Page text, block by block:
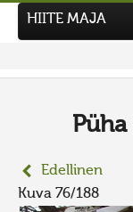
UUSI KUVAKILPAILU
AIEMMAT KILPAILUT
HIITE MAJA
Edellinen
Kuva 76/188